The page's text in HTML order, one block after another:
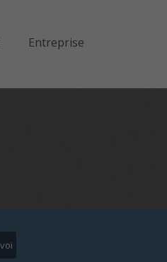
Entreprise